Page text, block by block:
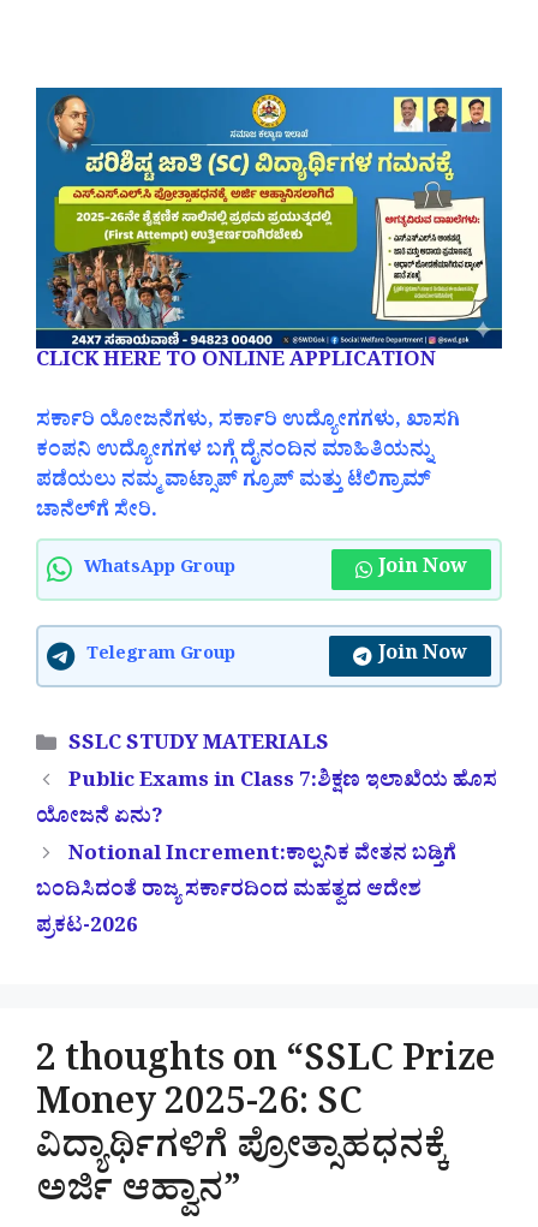
CLICK HERE TO ONLINE APPLICATION
ಸರ್ಕಾರಿ ಯೋಜನೆಗಳು, ಸರ್ಕಾರಿ ಉದ್ಯೋಗಗಳು, ಖಾಸಗಿ
ಕಂಪನಿ ಉದ್ಯೋಗಗಳ ಬಗ್ಗೆ ದೈನಂದಿನ ಮಾಹಿತಿಯನ್ನು
ಪಡೆಯಲು ನಮ್ಮ ವಾಟ್ಸಾಪ್ ಗ್ರೂಪ್ ಮತ್ತು ಟೆಲಿಗ್ರಾಮ್
ಚಾನೆಲ್‌ಗೆ ಸೇರಿ.
WhatsApp Group Join Now
Telegram Group Join Now
Categories
SSLC STUDY MATERIALS
Public Exams in Class 7:ಶಿಕ್ಷಣ ಇಲಾಖೆಯ ಹೊಸ
ಯೋಜನೆ ಏನು?
Notional Increment:ಕಾಲ್ಪನಿಕ ವೇತನ ಬಡ್ತಿಗೆ
ಬಂದಿಸಿದಂತೆ ರಾಜ್ಯ ಸರ್ಕಾರದಿಂದ ಮಹತ್ವದ ಆದೇಶ
ಪ್ರಕಟ-2026
2 thoughts on “SSLC Prize
Money 2025-26: SC
ವಿದ್ಯಾರ್ಥಿಗಳಿಗೆ ಪ್ರೋತ್ಸಾಹಧನಕ್ಕೆ
ಅರ್ಜಿ ಆಹ್ವಾನ”